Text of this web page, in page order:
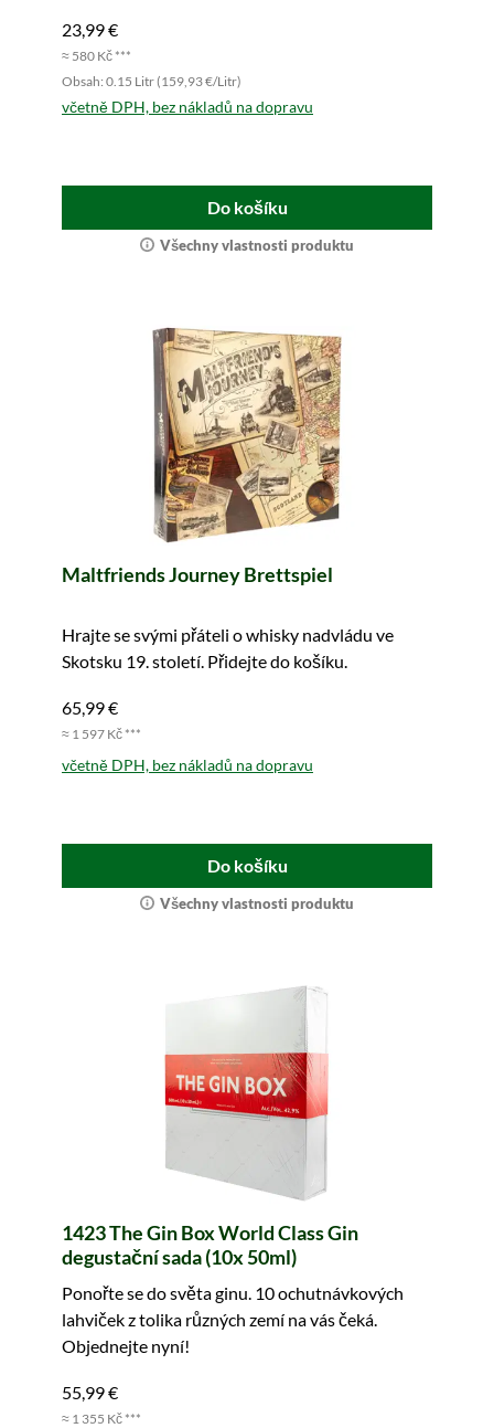
23,99 €
≈ 580 Kč ***
Obsah: 0.15 Litr (159,93 €/Litr)
včetně DPH, bez nákladů na dopravu
Do košíku
Všechny vlastnosti produktu
Maltfriends Journey Brettspiel
Hrajte se svými přáteli o whisky nadvládu ve
Skotsku 19. století. Přidejte do košíku.
65,99 €
≈ 1 597 Kč ***
včetně DPH, bez nákladů na dopravu
Do košíku
Všechny vlastnosti produktu
1423 The Gin Box World Class Gin
degustační sada (10x 50ml)
Ponořte se do světa ginu. 10 ochutnávkových
lahviček z tolika různých zemí na vás čeká.
Objednejte nyní!
55,99 €
≈ 1 355 Kč ***